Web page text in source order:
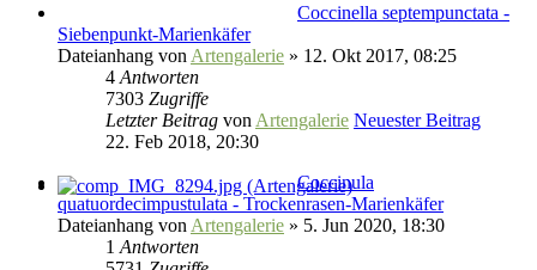
Coccinella septempunctata -
Siebenpunkt-Marienkäfer
Dateianhang von Artengalerie » 12. Okt 2017, 08:25
4 Antworten
7303 Zugriffe
Letzter Beitrag von Artengalerie Neuester Beitrag
22. Feb 2018, 20:30
Coccinula
quatuordecimpustulata - Trockenrasen-Marienkäfer
Dateianhang von Artengalerie » 5. Jun 2020, 18:30
1 Antworten